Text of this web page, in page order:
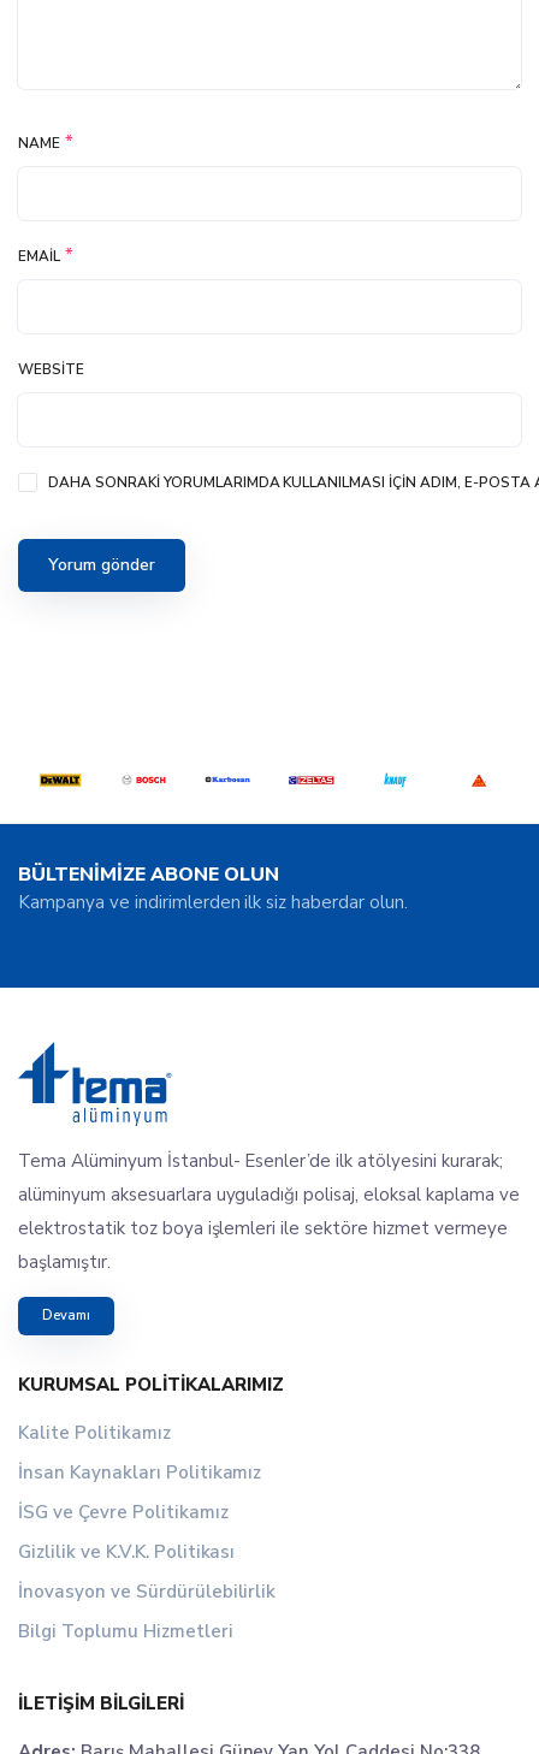
NAME *
EMAIL *
WEBSITE
DAHA SONRAKI YORUMLARIMDA KULLANILMASI IÇIN ADIM, E-POSTA
BÜLTENİMİZE ABONE OLUN
Kampanya ve indirimlerden ilk siz haberdar olun.
Tema Alüminyum İstanbul- Esenler’de ilk atölyesini kurarak;
alüminyum aksesuarlara uyguladığı polisaj, eloksal kaplama ve
elektrostatik toz boya işlemleri ile sektöre hizmet vermeye
başlamıştır.
Devamı
KURUMSAL POLITIKALARIMIZ
Kalite Politikamız
İnsan Kaynakları Politikamız
İSG ve Çevre Politikamız
Gizlilik ve K.V.K. Politikası
İnovasyon ve Sürdürülebilirlik
Bilgi Toplumu Hizmetleri
İLETIŞIM BILGILERI